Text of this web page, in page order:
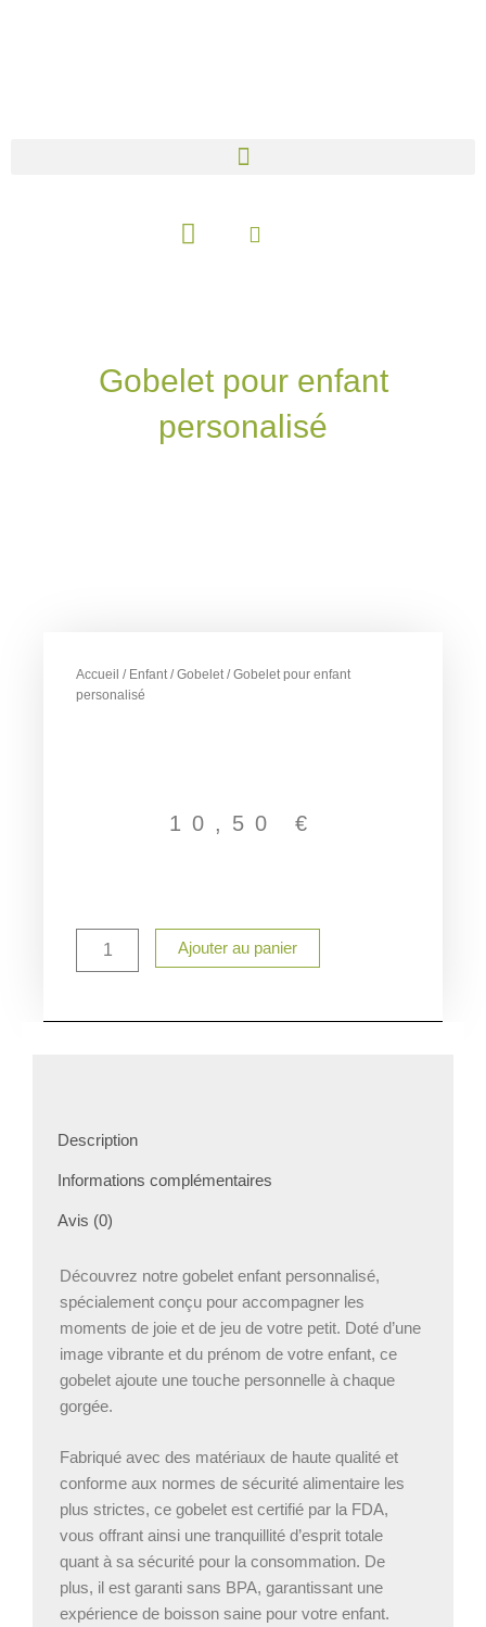
Panier
Gobelet pour enfant
personalisé
Accueil / Enfant/Gobelet/ Gobelet pour enfant
personalisé
10,50 €
enfant
Ajouter au panier
Description
Informations complémentaires
Avis (0)
Découvrez notre gobelet enfant personnalisé,
spécialement conçu pour accompagner les
moments de joie et de jeu de votre petit. Doté d’une
image vibrante et du prénom de votre enfant, ce
gobelet ajoute une touche personnelle à chaque
gorgée.
Fabriqué avec des matériaux de haute qualité et
conforme aux normes de sécurité alimentaire les
plus strictes, ce gobelet est certifié par la FDA,
vous offrant ainsi une tranquillité d’esprit totale
quant à sa sécurité pour la consommation. De
plus, il est garanti sans BPA, garantissant une
expérience de boisson saine pour votre enfant.